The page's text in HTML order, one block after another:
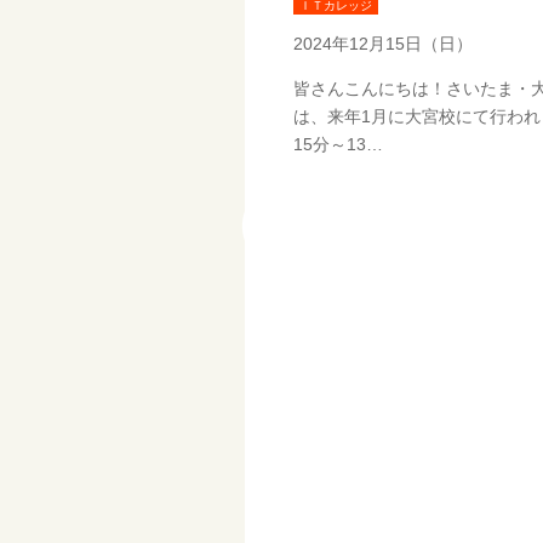
ＩＴカレッジ
2024年12月15日（日）
皆さんこんにちは！さいたま・
は、来年1月に大宮校にて行わ
15分～13…